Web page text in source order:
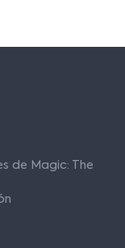
de Magic: The